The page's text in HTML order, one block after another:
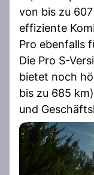
von bis zu
effiziente
Pro ebenfalls
Die Pro S-
bietet noch
bis zu 685
und